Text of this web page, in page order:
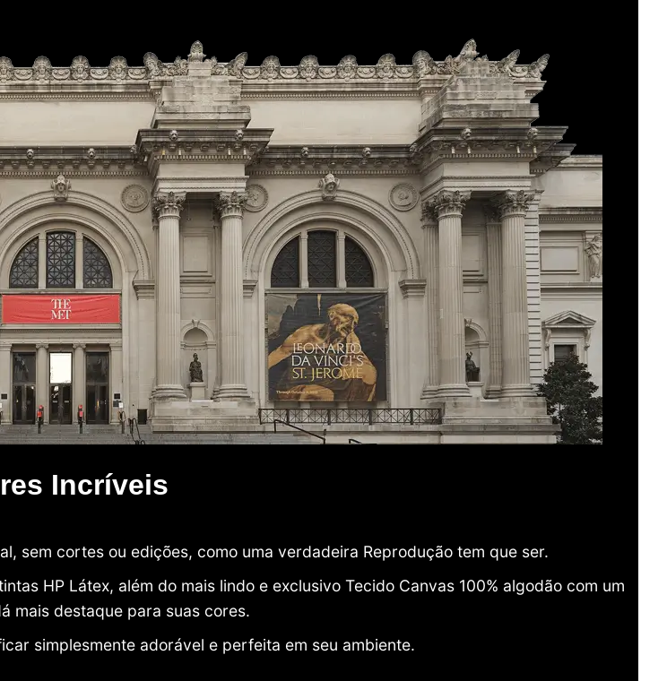
Incríveis
sem cortes ou edições, como uma verdadeira Reprodução tem que ser.
HP Látex, além do mais lindo e exclusivo Tecido Canvas 100% algodão com um
mais destaque para suas cores.
simplesmente adorável e perfeita em seu ambiente.